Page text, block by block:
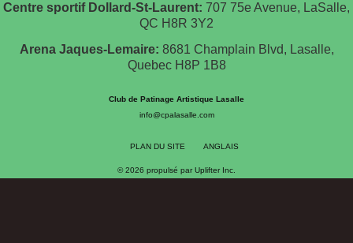
Centre sportif Dollard-St-Laurent: 707 75e Avenue, LaSalle,
QC H8R 3Y2
Arena Jaques-Lemaire: 8681 Champlain Blvd, Lasalle,
Quebec H8P 1B8
Club de Patinage Artistique Lasalle
info@cpalasalle.com
PLAN DU SITE ANGLAIS
© 2026 propulsé parUplifter Inc.